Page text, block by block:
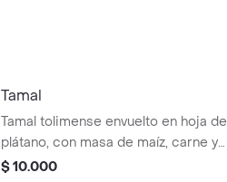
Tamal
Tamal tolimense envuelto en hoja de
plátano, con masa de maíz, carne y
vegetales.
$ 10.000